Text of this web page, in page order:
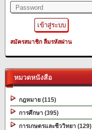
สมัครสมาชิก ลืมรหัสผ่าน
หมวดหนังสือ
กฎหมาย (115)
การศึกษา (395)
การเกษตรและชีววิทยา (129)